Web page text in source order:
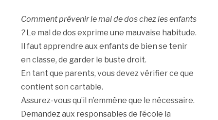
Comment prévenir le mal de dos chez les enfants
?Le mal de dos exprime une mauvaise habitude.
Il faut apprendre aux enfants de bien se tenir
en classe, de garder le buste droit.
En tant que parents, vous devez vérifier ce que
contient son cartable.
Assurez-vous qu’il n’emmène que le nécessaire.
Demandez aux responsables de l’école la